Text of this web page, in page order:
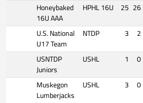
Honeybaked
16U AAA
HPHL 16U 25 26
U.S. National
U17 Team
NTDP 3 2
USNTDP
Juniors
USHL 1 0
Muskegon
Lumberjacks
USHL 3 0